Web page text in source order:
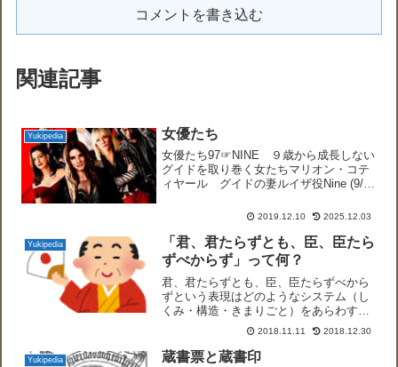
コメントを書き込む
関連記事
Yukipedia 女優たち
女優たち97☞NINE ９歳から成長しない
グイドを取り巻く女たちマリオン・コテ
ィヤール グイドの妻ルイザ役Nine (9/9)
1996 そして僕は恋をする Comm...
2019.12.10 2025.12.03
Yukipedia
「君、君たらずとも、臣、臣たら
ずべからず」って何？
君、君たらずとも、臣、臣たらずべから
ずという表現はどのようなシステム（し
くみ・構造・きまりごと）をあらわすの
か？朝日新聞「天声人語」の記事に、表
題の言葉が紹介されていました。国会答
弁で失言した大臣「総理が適材適所と思
2018.11.11 2018.12.30
Yukipedia 蔵書票と蔵書印